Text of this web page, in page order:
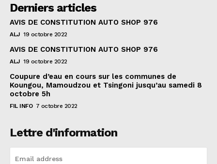
Derniers articles
AVIS DE CONSTITUTION AUTO SHOP 976
ALJ 19 octobre 2022
AVIS DE CONSTITUTION AUTO SHOP 976
ALJ 19 octobre 2022
Coupure d’eau en cours sur les communes de
Koungou, Mamoudzou et Tsingoni jusqu’au samedi 8
octobre 5h
FIL INFO 7 octobre 2022
Lettre d'information